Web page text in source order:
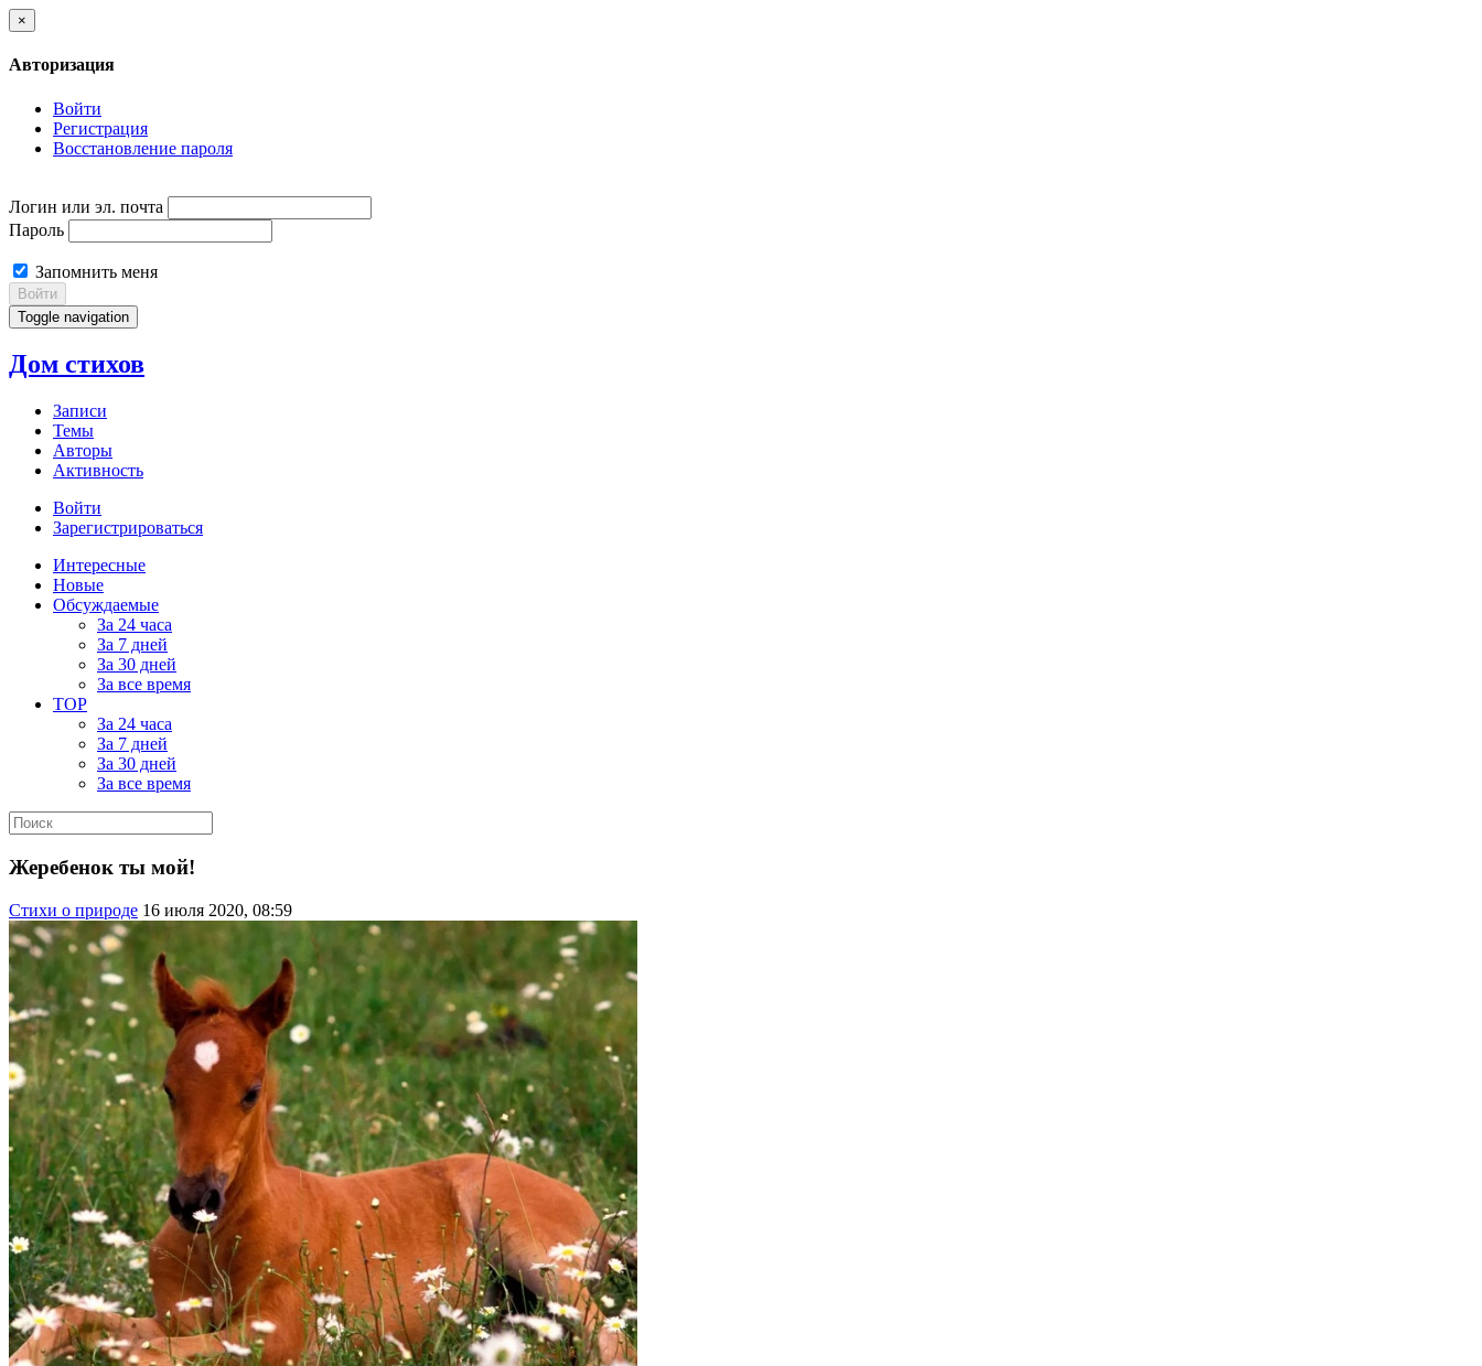
×
Авторизация
Войти
Регистрация
Восстановление пароля
Логин или эл. почта
Пароль
Запомнить меня
Войти
Toggle navigation
Дом стихов
Записи
Темы
Авторы
Активность
Войти
Зарегистрироваться
Интересные
Новые
Обсуждаемые
За 24 часа
За 7 дней
За 30 дней
За все время
TOP
За 24 часа
За 7 дней
За 30 дней
За все время
Жеребенок ты мой!
Стихи о природе 16 июля 2020, 08:59